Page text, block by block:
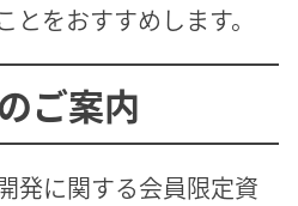
をおすすめします。
ご案内
発に関する会員限定資